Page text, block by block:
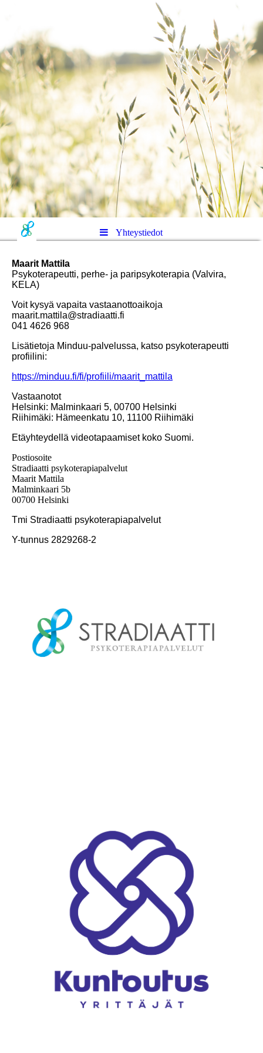
Yhteystiedot
Maarit Mattila
Psykoterapeutti, perhe- ja paripsykoterapia (Valvira,
KELA)
Voit kysyä vapaita vastaanottoaikoja
maarit.mattila@stradiaatti.fi
041 4626 968
Lisätietoja Minduu-palvelussa, katso psykoterapeutti
profiilini:
https://minduu.fi/fi/profiili/maarit_mattila
Vastaanotot
Helsinki: Malminkaari 5, 00700 Helsinki
Riihimäki: Hämeenkatu 10, 11100 Riihimäki
Etäyhteydellä videotapaamiset koko Suomi.
Postiosoite
Stradiaatti psykoterapiapalvelut
Maarit Mattila
Malminkaari 5b
00700 Helsinki
Tmi Stradiaatti psykoterapiapalvelut
Y-tunnus 2829268-2